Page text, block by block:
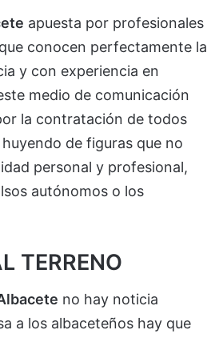
apuesta por profesionales
conocen perfectamente la
y con experiencia en
medio de comunicación
la contratación de todos
de figuras que no
personal y profesional,
autónomos o los
TERRENO
no hay noticia
a los albaceteños hay que